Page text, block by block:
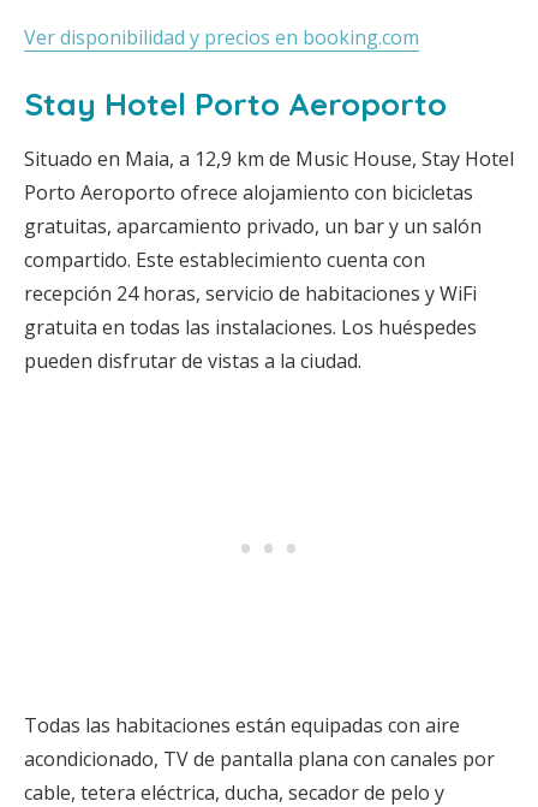
Ver disponibilidad y precios en booking.com
Stay Hotel Porto Aeroporto
Situado en Maia, a 12,9 km de Music House, Stay Hotel
Porto Aeroporto ofrece alojamiento con bicicletas
gratuitas, aparcamiento privado, un bar y un salón
compartido. Este establecimiento cuenta con
recepción 24 horas, servicio de habitaciones y WiFi
gratuita en todas las instalaciones. Los huéspedes
pueden disfrutar de vistas a la ciudad.
Todas las habitaciones están equipadas con aire
acondicionado, TV de pantalla plana con canales por
cable, tetera eléctrica, ducha, secador de pelo y